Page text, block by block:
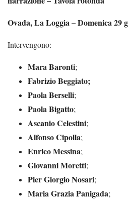
Ovada, La Loggia – Domenica 29
Intervengono:
Mara Baronti;
Fabrizio Beggiato;
Paola Berselli;
Paola Bigatto;
Ascanio Celestini;
Alfonso Cipolla;
Enrico Messina;
Giovanni Moretti;
Pier Giorgio Nosari;
Maria Grazia Panigada;